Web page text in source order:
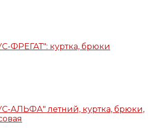
ФРЕГАТ": куртка, брюки
АЛЬФА" летний, куртка, брюки,